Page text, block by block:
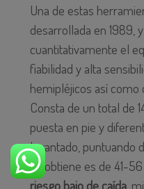
Una de estas
desarrollada en 1989,
cuantitativamente el
fiabilidad y alta
hemipléjicos así como
Consta de un total de
puesta en pie y
levantado, puntuando
se obtiene es de 41-
riesgo bajo de caída,